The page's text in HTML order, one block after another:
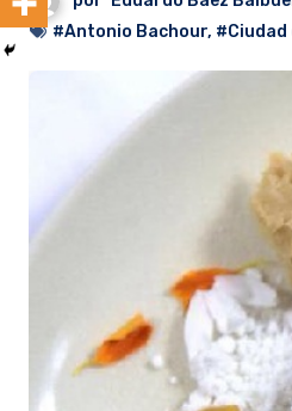
#Antonio Bachour, #Ciudad